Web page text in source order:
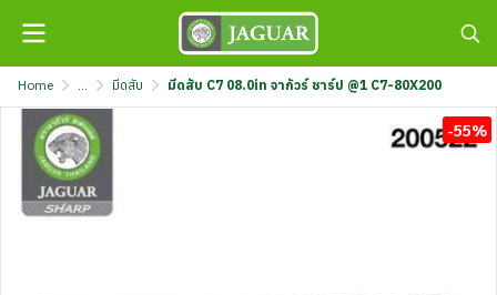
Home ... มีดสับ มีดสับ C7 08.0in จากัวร์ ชาร์ป @1 C7-80X200
-55%